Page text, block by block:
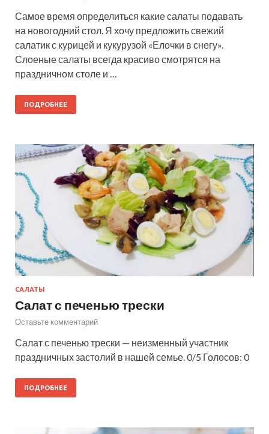
Самое время определиться какие салаты подавать
на новогодний стол. Я хочу предложить свежий
салатик с курицей и кукурузой «Елочки в снегу».
Слоеные салаты всегда красиво смотрятся на
праздничном столе и …
ПОДРОБНЕЕ
САЛАТЫ
Салат с печенью трески
Оставьте комментарий
Салат с печенью трески — неизменный участник
праздничных застолий в нашей семье. 0/5 Голосов: 0
ПОДРОБНЕЕ